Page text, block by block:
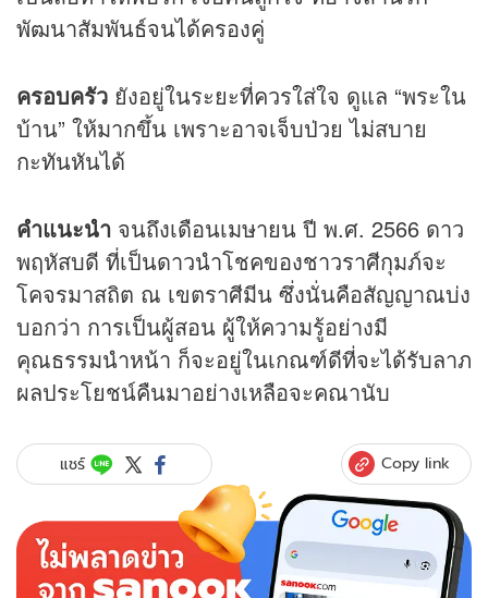
พัฒนาสัมพันธ์จนได้ครองคู่
ครอบครัว ยังอยู่ในระยะที่ควรใส่ใจ ดูแล “พระใน
บ้าน” ให้มากขึ้น เพราะอาจเจ็บป่วย ไม่สบาย
กะทันหันได้
คำแนะนำ จนถึงเดือนเมษายน ปี พ.ศ. 2566 ดาว
พฤหัสบดี ที่เป็นดาวนำโชคของชาวราศีกุมภ์จะ
โคจรมาสถิต ณ เขตราศีมีน ซึ่งนั่นคือสัญญาณบ่ง
บอกว่า การเป็นผู้สอน ผู้ให้ความรู้อย่างมี
คุณธรรมนำหน้า ก็จะอยู่ในเกณฑ์ดีที่จะได้รับลาภ
ผลประโยชน์คืนมาอย่างเหลือจะคณานับ
แชร์ Copy link